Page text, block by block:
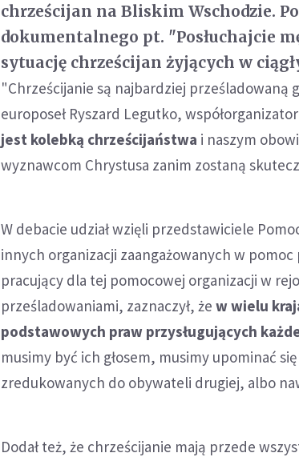
chrześcijan na Bliskim Wschodzie.
dokumentalnego pt. "Posłuchajcie
sytuację chrześcijan żyjących w
"Chrześcijanie są najbardziej prześladowaną
europoseł Ryszard Legutko,
jest kolebką chrześcijaństwa i naszym
wyznawcom Chrystusa zanim zostaną
W debacie udział wzięli przedstawiciele
innych organizacji zaangażowanych w
pracujący dla tej pomocowej organizacji w
prześladowaniami, zaznaczył, żew wielu
podstawowych praw przysługujących
musimy być ich głosem, musimy upominać
zredukowanych do obywateli drugiej, albo
Dodał też, że chrześcijanie mają przede